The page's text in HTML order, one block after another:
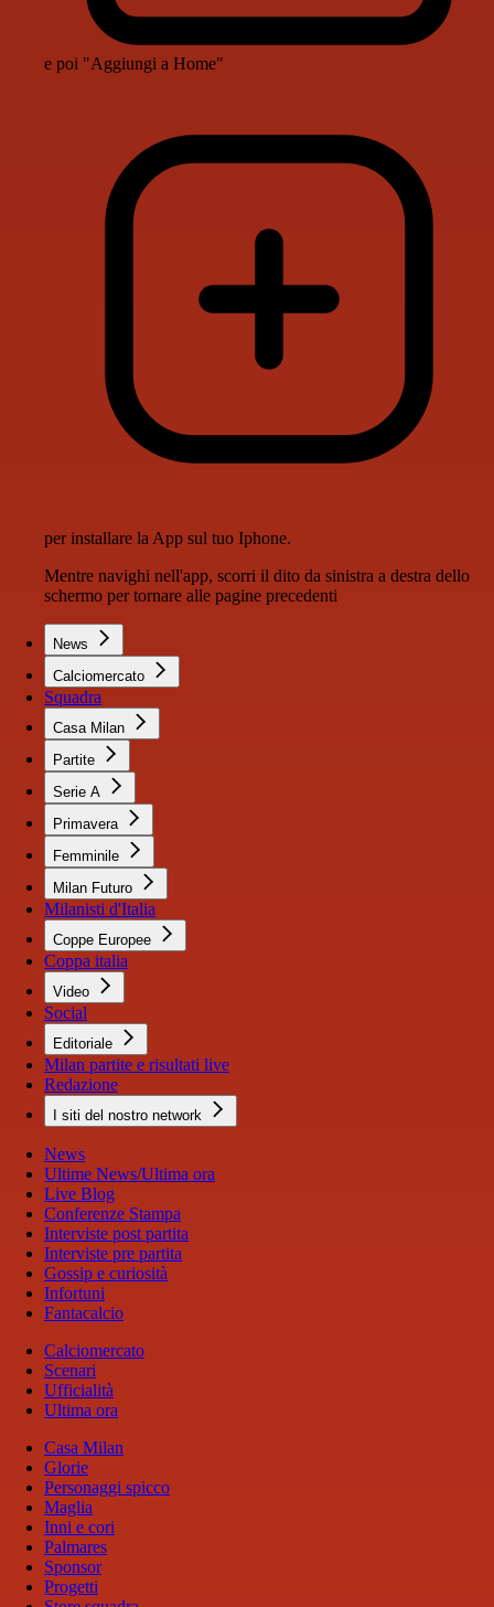
e poi "Aggiungi a Home"
per installare la App sul tuo Iphone.
Mentre navighi nell'app, scorri il dito da sinistra a destra dello
schermo per tornare alle pagine precedenti
News
Calciomercato
Squadra
Casa Milan
Partite
Serie A
Primavera
Femminile
Milan Futuro
Milanisti d'Italia
Coppe Europee
Coppa italia
Video
Social
Editoriale
Milan partite e risultati live
Redazione
I siti del nostro network
News
Ultime News/Ultima ora
Live Blog
Conferenze Stampa
Interviste post partita
Interviste pre partita
Gossip e curiosità
Infortuni
Fantacalcio
Calciomercato
Scenari
Ufficialità
Ultima ora
Casa Milan
Glorie
Personaggi spicco
Maglia
Inni e cori
Palmares
Sponsor
Progetti